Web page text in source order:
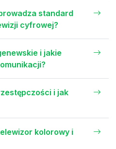
standard
cyfrowej?
i jakie
i jak
kolorowy i